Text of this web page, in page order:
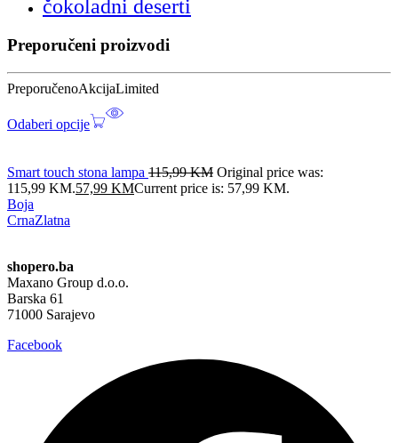
čokoladni deserti
Preporučeni proizvodi
PreporučenoAkcijaLimited
Odaberi opcije
Smart touch stona lampa 115,99KM Original price was:
115,99 KM.57,99 KMCurrent price is: 57,99 KM.
Boja
CrnaZlatna
shopero.ba
Maxano Group d.o.o.
Barska 61
71000 Sarajevo
Facebook